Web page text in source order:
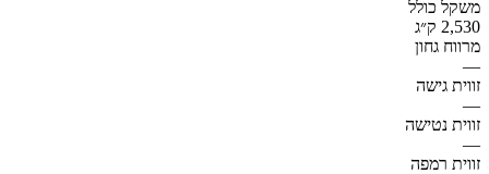
משקל כולל
2,530 ק״ג
מרווח גחון
—
זווית גישה
—
זווית נטישה
—
זווית רמפה